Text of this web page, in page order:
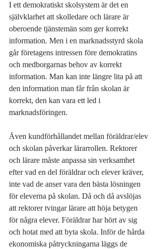
I ett demokratiskt skolsystem är det en
självklarhet att skolledare och lärare är
oberoende tjänstemän som ger korrekt
information. Men i en marknadsstyrd skola
går företagens intressen före demokratins
och medborgarnas behov av korrekt
information. Man kan inte längre lita på att
den information man får från skolan är
korrekt, den kan vara ett led i
marknadsföringen.
Även kundförhållandet mellan föräldrar/elev
och skolan påverkar lärarrollen. Rektorer
och lärare måste anpassa sin verksamhet
efter vad en del föräldrar och elever kräver,
inte vad de anser vara den bästa lösningen
för eleverna på skolan. Då och då avslöjas
att rektorer tvingar lärare att höja betygen
för några elever. Föräldrar har hört av sig
och hotat med att byta skola. Inför de hårda
ekonomiska påtryckningarna läggs de